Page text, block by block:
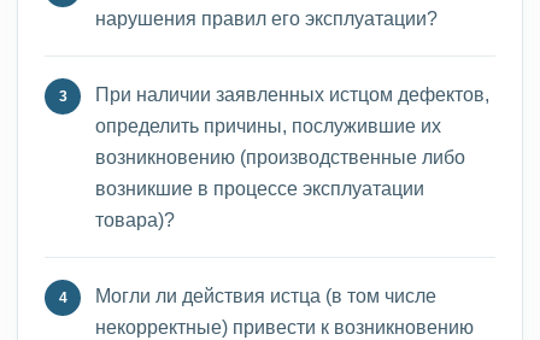
нарушения правил его эксплуатации?
При наличии заявленных истцом дефектов,
определить причины, послужившие их
возникновению (производственные либо
возникшие в процессе эксплуатации
товара)?
Могли ли действия истца (в том числе
некорректные) привести к возникновению